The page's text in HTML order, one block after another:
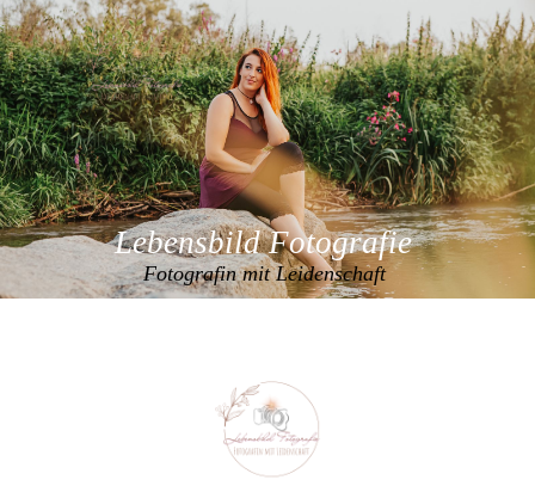
Lebensbild Fotografie
Fotografin mit Leidenschaft